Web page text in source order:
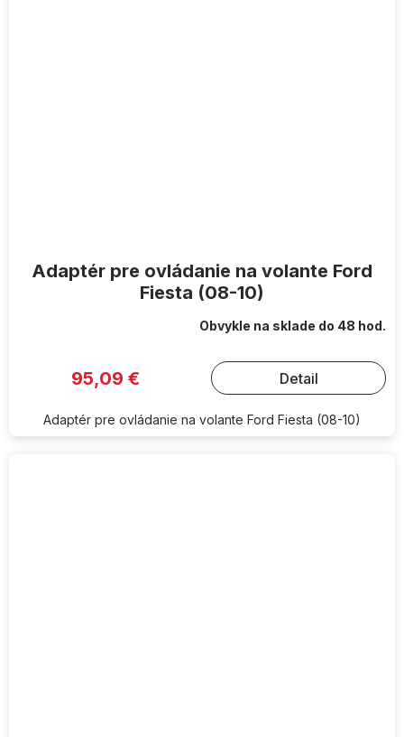
Adaptér pre ovládanie na volante Ford
Fiesta (08-10)
Obvykle na sklade do 48 hod.
95,09 € Detail
Adaptér pre ovládanie na volante Ford Fiesta (08-10)